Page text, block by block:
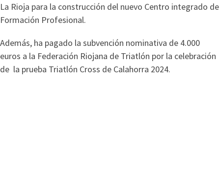
La Rioja para la construcción del nuevo Centro integrado de
Formación Profesional.
Además, ha pagado la subvención nominativa de 4.000
euros a la Federación Riojana de Triatlón por la celebración
de la prueba Triatlón Cross de Calahorra 2024.